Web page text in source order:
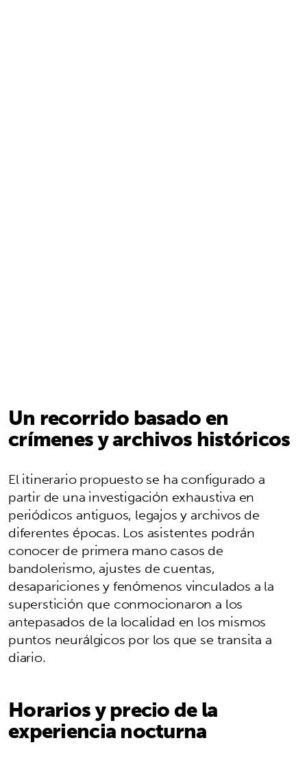
Un recorrido basado en
crímenes y archivos históricos
El itinerario propuesto se ha configurado a
partir de una investigación exhaustiva en
periódicos antiguos, legajos y archivos de
diferentes épocas. Los asistentes podrán
conocer de primera mano casos de
bandolerismo, ajustes de cuentas,
desapariciones y fenómenos vinculados a la
superstición que conmocionaron a los
antepasados de la localidad en los mismos
puntos neurálgicos por los que se transita a
diario.
Horarios y precio de la
experiencia nocturna